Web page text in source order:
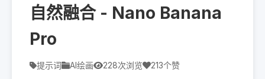
自然融合 - Nano Banana
Pro
提示词 AI绘画 228次浏览 213个赞